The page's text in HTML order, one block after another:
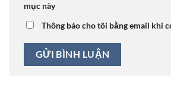
mục này
Thông báo cho tôi bằng email khi